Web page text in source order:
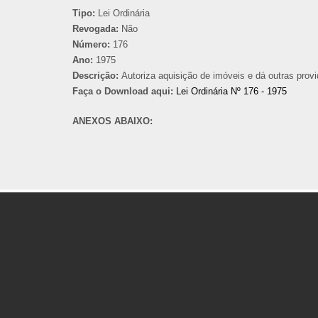
Tipo: Lei Ordinária
Revogada: Não
Número: 176
Ano: 1975
Descrição: Autoriza aquisição de imóveis e dá outras
Faça o Download aqui: Lei Ordinária Nº 176 - 1975
ANEXOS ABAIXO: